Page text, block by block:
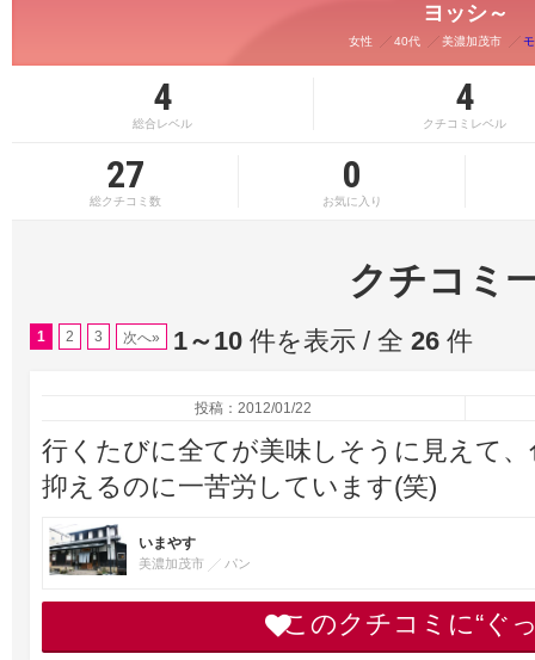
ヨッシ～
女性 40代 美濃加茂市
4
総合レベル
4
クチコミレベル
27
総クチコミ数
0
お気に入り
クチコミ
1 2 3 次へ» 1～10 件を表示 / 全 26 件
投稿：2012/01/22
行くたびに全てが美味しそうに見えて
抑えるのに一苦労しています(笑)
いまやす
美濃加茂市 パン
このクチコミに“ぐ